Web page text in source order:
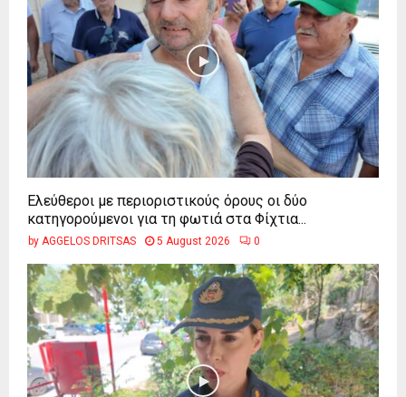
Ελεύθεροι με περιοριστικούς όρους οι δύο
κατηγορούμενοι για τη φωτιά στα Φίχτια...
by AGGELOS DRITSAS 5 August 2026 0